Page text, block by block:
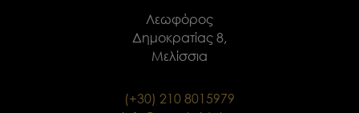
Λεωφόρος
Δημοκρατίας 8,
Μελίσσια
(+30) 210 8015979